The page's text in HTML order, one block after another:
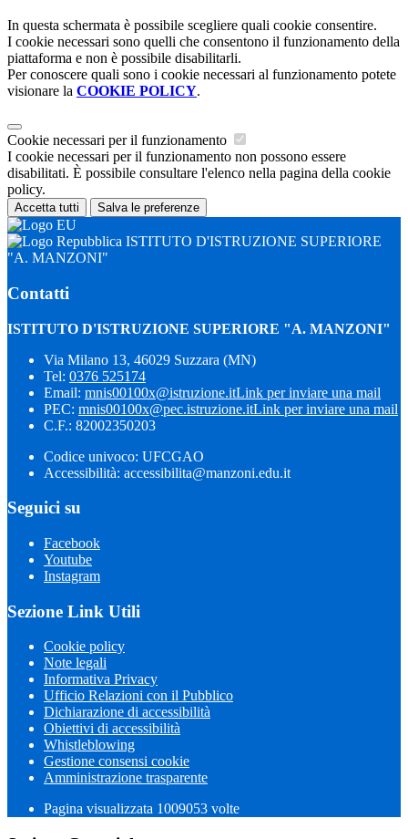
In questa schermata è possibile scegliere quali cookie consentire.
I cookie necessari sono quelli che consentono il funzionamento della
piattaforma e non è possibile disabilitarli.
Per conoscere quali sono i cookie necessari al funzionamento potete
visionare la COOKIE POLICY.
Cookie necessari per il funzionamento
I cookie necessari per il funzionamento non possono essere
disabilitati. È possibile consultare l'elenco nella pagina della cookie
policy.
Accetta tutti Salva le preferenze
ISTITUTO D'ISTRUZIONE SUPERIORE
"A. MANZONI"
Contatti
ISTITUTO D'ISTRUZIONE SUPERIORE "A. MANZONI"
Via Milano 13, 46029 Suzzara (MN)
Tel: 0376 525174
Email: mnis00100x@istruzione.itLink per inviare una mail
PEC: mnis00100x@pec.istruzione.itLink per inviare una mail
C.F.: 82002350203
Codice univoco: UFCGAO
Accessibilità: accessibilita@manzoni.edu.it
Seguici su
Facebook
Youtube
Instagram
Sezione Link Utili
Cookie policy
Note legali
Informativa Privacy
Ufficio Relazioni con il Pubblico
Dichiarazione di accessibilità
Obiettivi di accessibilità
Whistleblowing
Gestione consensi cookie
Amministrazione trasparente
Pagina visualizzata 1009053 volte